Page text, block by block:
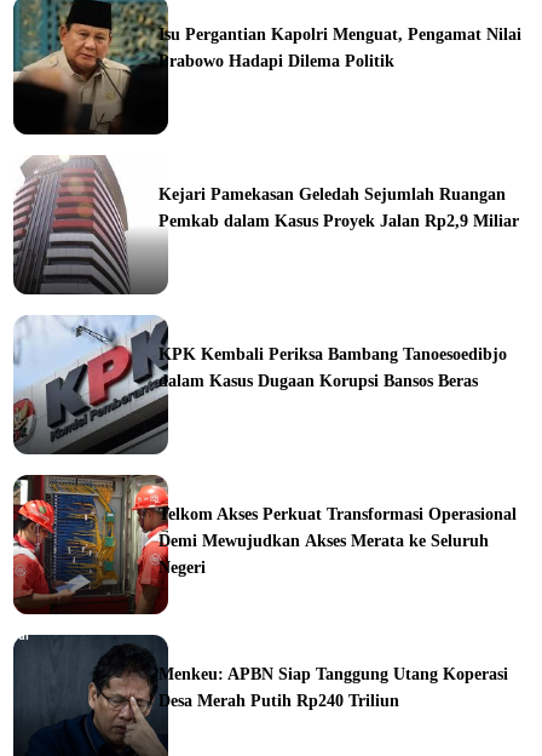
Isu Pergantian Kapolri Menguat, Pengamat Nilai
Prabowo Hadapi Dilema Politik
Kejari Pamekasan Geledah Sejumlah Ruangan
Pemkab dalam Kasus Proyek Jalan Rp2,9 Miliar
KPK Kembali Periksa Bambang Tanoesoedibjo
dalam Kasus Dugaan Korupsi Bansos Beras
Telkom Akses Perkuat Transformasi Operasional
Demi Mewujudkan Akses Merata ke Seluruh
Negeri
Menkeu: APBN Siap Tanggung Utang Koperasi
Desa Merah Putih Rp240 Triliun